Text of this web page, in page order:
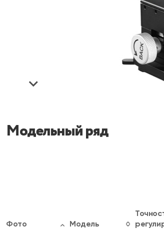
Модельный ряд
Фото Модель